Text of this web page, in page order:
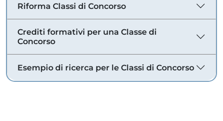
Riforma Classi di Concorso
Crediti formativi per una Classe di
Concorso
Esempio di ricerca per le Classi di Concorso